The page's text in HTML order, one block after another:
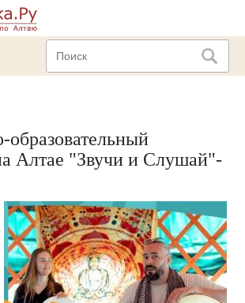
Алтае "Звучи и Слушай"-